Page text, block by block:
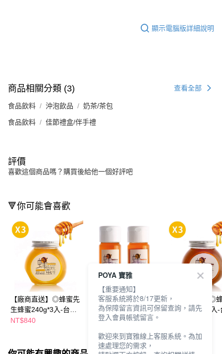
顯示電腦版詳細說明
商品相關分類 (3) 查看全部
食品飲料 沖泡飲品 奶茶/茶包
食品飲料 佳節禮盒/伴手禮
評價
喜歡這個商品嗎？購買後給他一個好評吧
🔻你可能會喜歡
【廠商直送】◎蜂蜜先
生蜂蜜240g*3入-台灣
荔枝
NT$840
【廠商直送】◎蜂蜜先
生蜂蜜700g*2入-台灣
龍眼&野花
NT$1,650
【廠商直送】◎
生蜂蜜240g*3入-
POYA 寶雅
【重要通知】
客服系統將於8/17更新，
為保障留言資訊可保留查詢，請先
登入會員帳號留言。
歡迎來到寶雅線上客服系統。為加
速處理您的需求，